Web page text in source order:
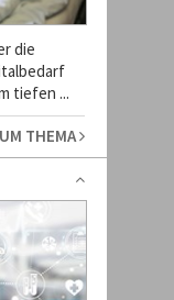
die
tiefen ...
THEMA